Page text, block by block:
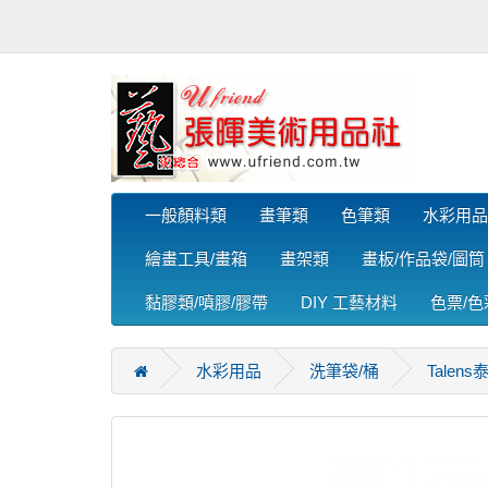
一般顏料類 畫筆類 色筆類 水彩用品
繪畫工具/畫箱 畫架類 畫板/作品袋/圖筒
黏膠類/噴膠/膠帶 DIY 工藝材料 色票/色
水彩用品 洗筆袋/桶 Talens